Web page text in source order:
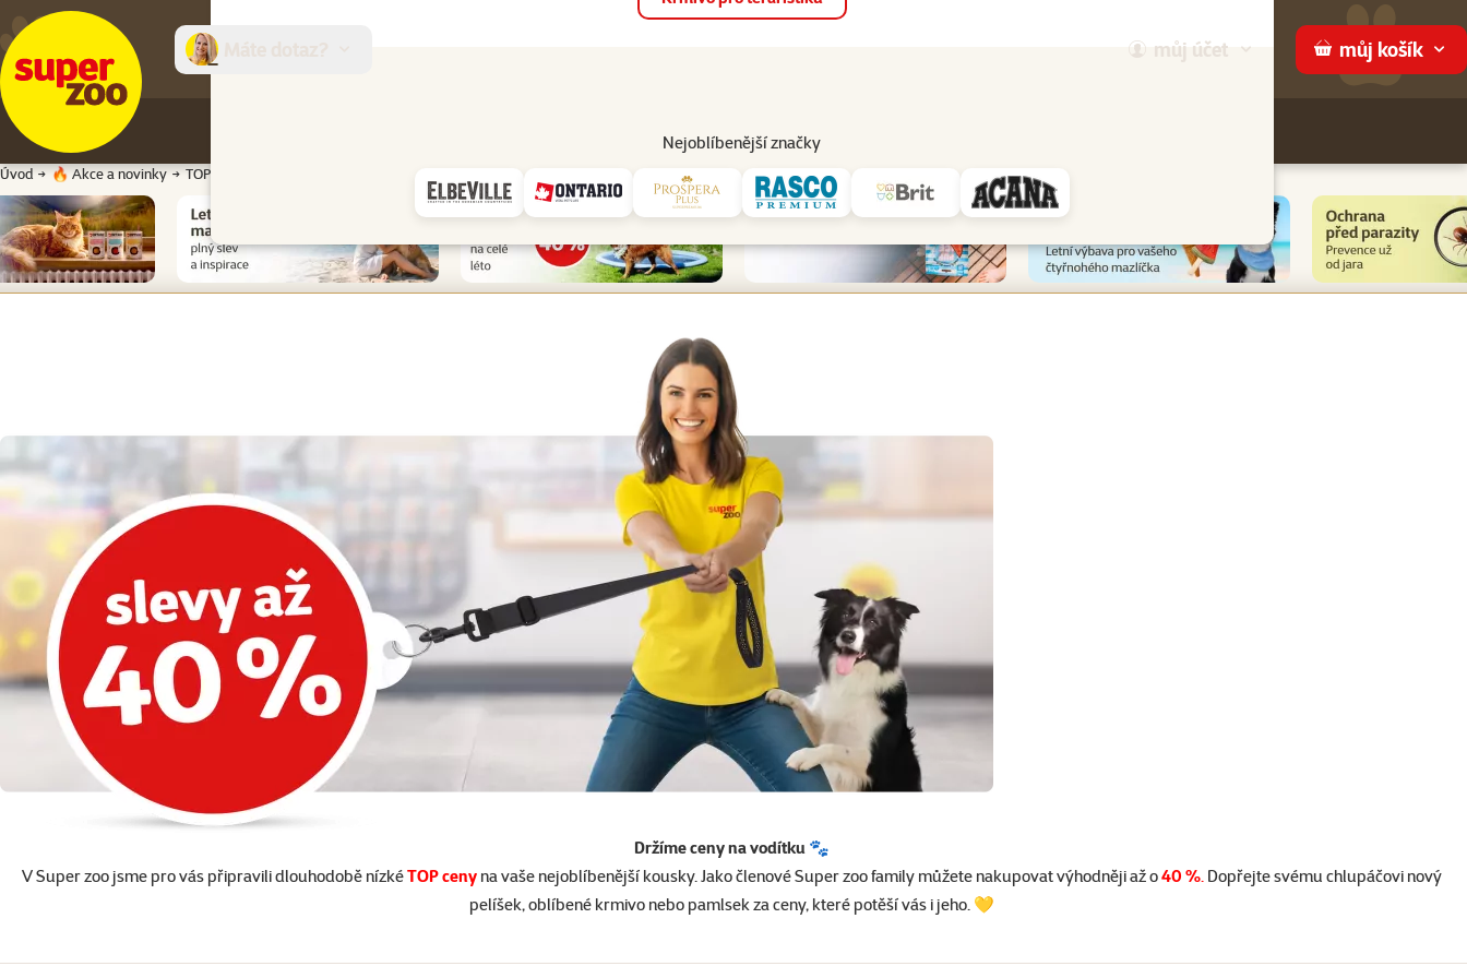
můj účet můj košík
Nejoblíbenější značky
Prodejny Služby
Úvod 🔥 Akce a novinky TOP cena
Držíme ceny na vodítku 🐾
V Super zoo jsme pro vás připravili dlouhodobě nízkéTOP ceny na vaše nejoblíbenější kousky. Jako členové Super zoo family můžete nakupovat výhodněji až o40 %.Dopřejte svému chlupáčovi nový
pelíšek, oblíbené krmivo nebo pamlsek za ceny, které potěší vás i jeho. 💛